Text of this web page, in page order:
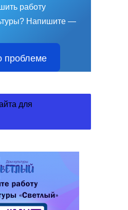
работу
Напишите —
проблеме
для